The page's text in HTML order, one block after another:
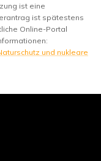
ist eine
ist spätestens
Online-Portal
und nukleare